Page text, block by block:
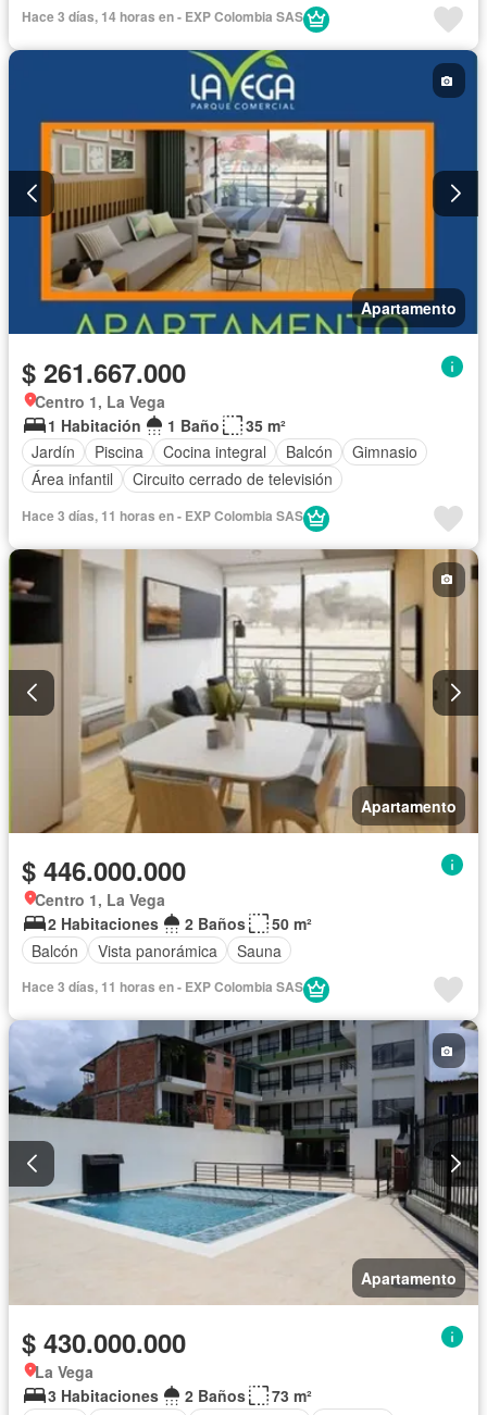
Hace 3 días, 14 horas en - EXP Colombia SAS
Apartamento
$ 261.667.000
Centro 1, La Vega
1 Habitación
1 Baño
35 m²
Jardín
Piscina Cocina integral Balcón
Gimnasio
Área infantil
Circuito cerrado de televisión
Hace 3 días, 11 horas en - EXP Colombia SAS
Apartamento
$ 446.000.000
Centro 1, La Vega
2 Habitaciones
2 Baños
50 m²
Balcón
Vista panorámica Sauna
Hace 3 días, 11 horas en - EXP Colombia SAS
Apartamento
$ 430.000.000
La Vega
3 Habitaciones
2 Baños
73 m²